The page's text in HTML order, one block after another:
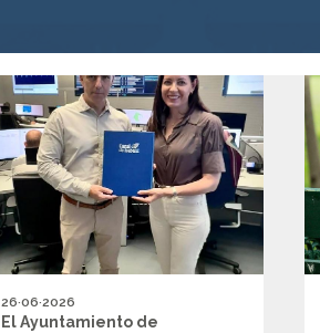
26·06·2026
El Ayuntamiento de